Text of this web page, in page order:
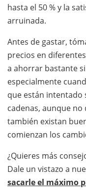
hasta el 50 % y la
arruinada.
Antes de gastar,
precios en
a ahorrar bastante
especialmente
que están intentado
cadenas, aunque
también existan
comienzan los
¿Quieres más
Dale un vistazo a
sacarle el máximo